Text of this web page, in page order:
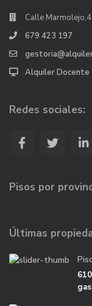
Calle Marmolejo,4
679 423 197
Alquiler Docente
Redes sociales:
Pisos por
Últimas